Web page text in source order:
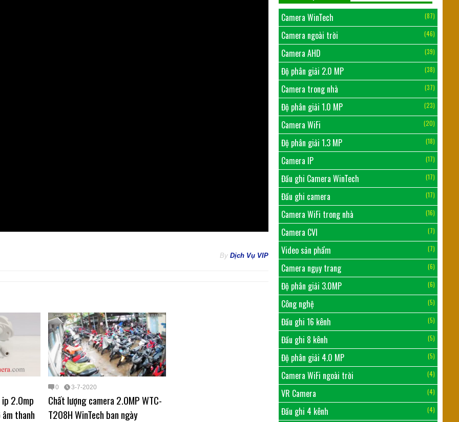
By Dịch Vụ VIP
2.0mp
thanh
0 3-7-2020
Chất lượng camera 2.0MP WTC-
T208H WinTech ban ngày
Camera WinTech (87)
Camera ngoài trời (46)
Camera AHD (39)
Độ phân giải 2.0 MP (38)
Camera trong nhà (37)
Độ phân giải 1.0 MP (23)
Camera WiFi (20)
Độ phân giải 1.3 MP (18)
Camera IP (17)
Đầu ghi Camera WinTech (17)
Đầu ghi camera (17)
Camera WiFi trong nhà (16)
Camera CVI (7)
Video sản phẩm (7)
Camera ngụy trang (6)
Độ phân giải 3.0MP (6)
Công nghệ (5)
Đầu ghi 16 kênh (5)
Đầu ghi 8 kênh (5)
Độ phân giải 4.0 MP (5)
Camera WiFi ngoài trời (4)
VR Camera (4)
Đầu ghi 4 kênh (4)